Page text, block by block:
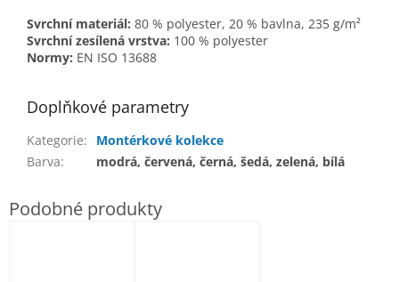
Svrchní materiál: 80 % polyester, 20 % bavlna, 235 g/m²
Svrchní zesílená vrstva: 100 % polyester
Normy: EN ISO 13688
Doplňkové parametry
Kategorie:
Montérkové kolekce
Barva: modrá, červená, černá, šedá, zelená, bílá